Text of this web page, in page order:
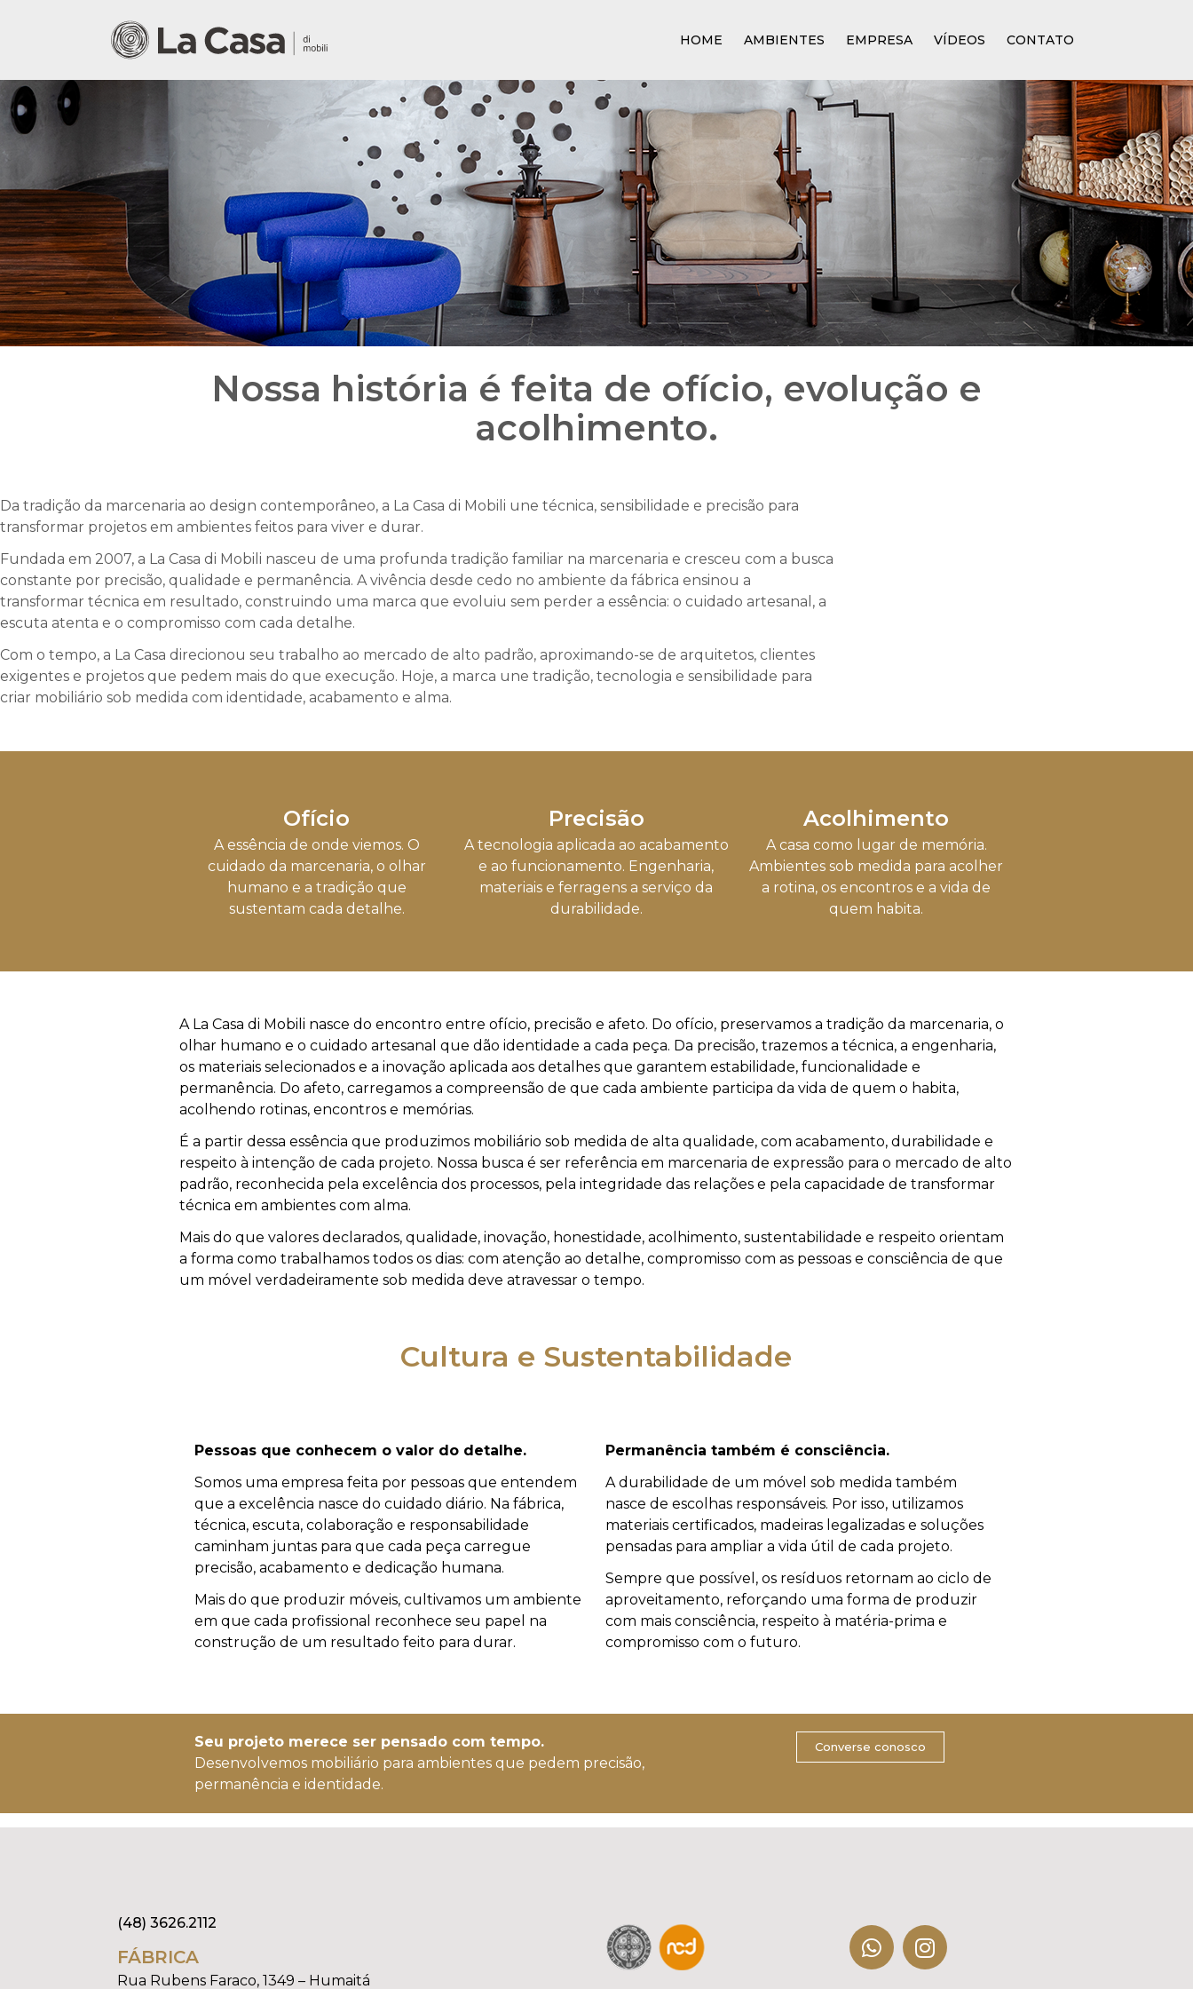
HOME AMBIENTES EMPRESA VÍDEOS CONTATO
Nossa história é feita de ofício, evolução e
acolhimento.
Da tradição da marcenaria ao design contemporâneo, a La Casa di Mobili une técnica, sensibilidade e precisão para
transformar projetos em ambientes feitos para viver e durar.
Fundada em 2007, a La Casa di Mobili nasceu de uma profunda tradição familiar na marcenaria e cresceu com a busca
constante por precisão, qualidade e permanência. A vivência desde cedo no ambiente da fábrica ensinou a
transformar técnica em resultado, construindo uma marca que evoluiu sem perder a essência: o cuidado artesanal, a
escuta atenta e o compromisso com cada detalhe.
Com o tempo, a La Casa direcionou seu trabalho ao mercado de alto padrão, aproximando-se de arquitetos, clientes
exigentes e projetos que pedem mais do que execução. Hoje, a marca une tradição, tecnologia e sensibilidade para
criar mobiliário sob medida com identidade, acabamento e alma.
Ofício
A essência de onde viemos. O
cuidado da marcenaria, o olhar
humano e a tradição que
sustentam cada detalhe.
Precisão
A tecnologia aplicada ao acabamento
e ao funcionamento. Engenharia,
materiais e ferragens a serviço da
durabilidade.
Acolhimento
A casa como lugar de memória.
Ambientes sob medida para acolher
a rotina, os encontros e a vida de
quem habita.
A La Casa di Mobili nasce do encontro entre ofício, precisão e afeto. Do ofício, preservamos a tradição da marcenaria, o
olhar humano e o cuidado artesanal que dão identidade a cada peça. Da precisão, trazemos a técnica, a engenharia,
os materiais selecionados e a inovação aplicada aos detalhes que garantem estabilidade, funcionalidade e
permanência. Do afeto, carregamos a compreensão de que cada ambiente participa da vida de quem o habita,
acolhendo rotinas, encontros e memórias.
É a partir dessa essência que produzimos mobiliário sob medida de alta qualidade, com acabamento, durabilidade e
respeito à intenção de cada projeto. Nossa busca é ser referência em marcenaria de expressão para o mercado de alto
padrão, reconhecida pela excelência dos processos, pela integridade das relações e pela capacidade de transformar
técnica em ambientes com alma.
Mais do que valores declarados, qualidade, inovação, honestidade, acolhimento, sustentabilidade e respeito orientam
a forma como trabalhamos todos os dias: com atenção ao detalhe, compromisso com as pessoas e consciência de que
um móvel verdadeiramente sob medida deve atravessar o tempo.
Cultura e Sustentabilidade
Pessoas que conhecem o valor do detalhe.
Somos uma empresa feita por pessoas que entendem
que a excelência nasce do cuidado diário. Na fábrica,
técnica, escuta, colaboração e responsabilidade
caminham juntas para que cada peça carregue
precisão, acabamento e dedicação humana.
Mais do que produzir móveis, cultivamos um ambiente
em que cada profissional reconhece seu papel na
construção de um resultado feito para durar.
Permanência também é consciência.
A durabilidade de um móvel sob medida também
nasce de escolhas responsáveis. Por isso, utilizamos
materiais certificados, madeiras legalizadas e soluções
pensadas para ampliar a vida útil de cada projeto.
Sempre que possível, os resíduos retornam ao ciclo de
aproveitamento, reforçando uma forma de produzir
com mais consciência, respeito à matéria-prima e
compromisso com o futuro.
Seu projeto merece ser pensado com tempo.
Desenvolvemos mobiliário para ambientes que pedem precisão,
permanência e identidade.
Converse conosco
(48) 3626.2112
FÁBRICA
Rua Rubens Faraco, 1349 – Humaitá